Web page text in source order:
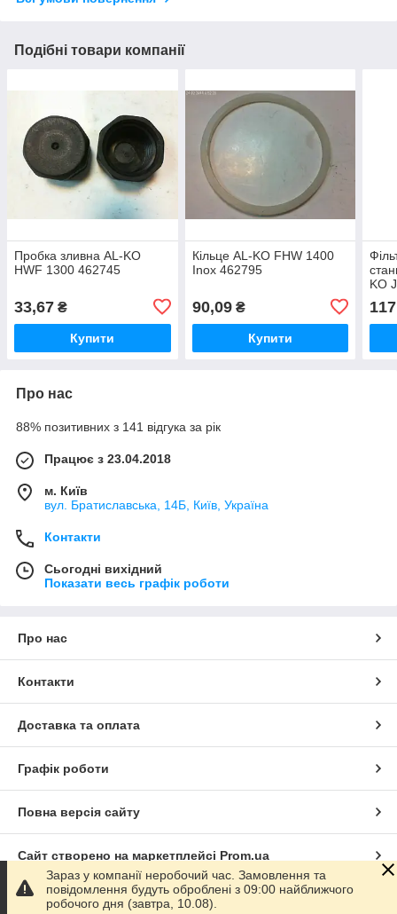
Подібні товари компанії
Пробка зливна AL-KO
HWF 1300 462745
33,67 ₴
Купити
Кільце AL-KO FHW 1400
Inox 462795
90,09₴
Купити
KO
Про нас
88% позитивних з 141 відгука за рік
Працює з 23.04.2018
м. Київ
вул. Братиславська, 14Б, Київ, Україна
Контакти
Сьогодні вихідний
Показати весь графік роботи
Про нас
Контакти
Доставка та оплата
Графік роботи
Повна версія сайту
Сайт створено на маркетплейсі Prom.ua
Політика конфіденційності
Зараз у компанії неробочий час. Замовлення та
повідомлення будуть оброблені з 09:00 найближчого
робочого дня (завтра, 10.08).